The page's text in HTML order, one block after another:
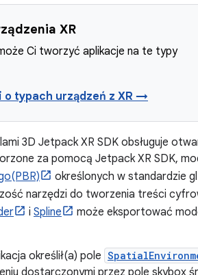
XR
Ci tworzyć aplikacje na te typy
typach urządzeń z XR →
3D Jetpack XR SDK obsługuje
za pomocą Jetpack XR SDK,
określonych w standardzie
narzędzi do tworzenia treści
i Spline może eksportować
określił(a) pole
dostarczonymi przez pole skybox